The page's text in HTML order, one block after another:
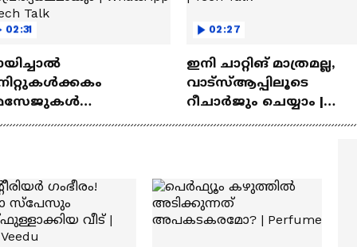
02:31 02:27
ഇനി ചാറ്റിങ് മാത്രമല്ല,
വാട്‌സ്‌ആപ്പിലൂടെ
റീചാർജും ചെയ്യാം |